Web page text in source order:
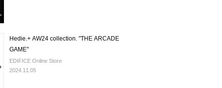
Hedie.+ AW24 collection. "THE ARCADE
GAME"
EDIFICE Online Store
2024.11.05